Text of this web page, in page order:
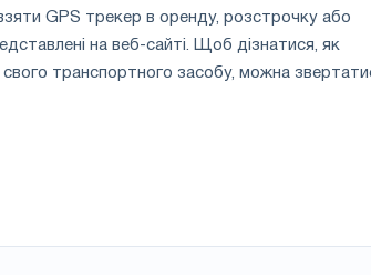
GPS трекер в оренду, розстрочку або
на веб-сайті. Щоб дізнатися, як
транспортного засобу, можна